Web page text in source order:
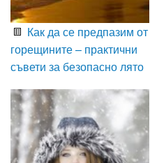
Как да се предпазим от
горещините – практични
съвети за безопасно лято